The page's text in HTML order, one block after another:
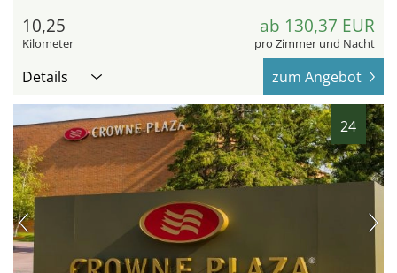
10,25
Kilometer
ab 130,37 EUR
pro Zimmer und Nacht
Details zum Angebot
24